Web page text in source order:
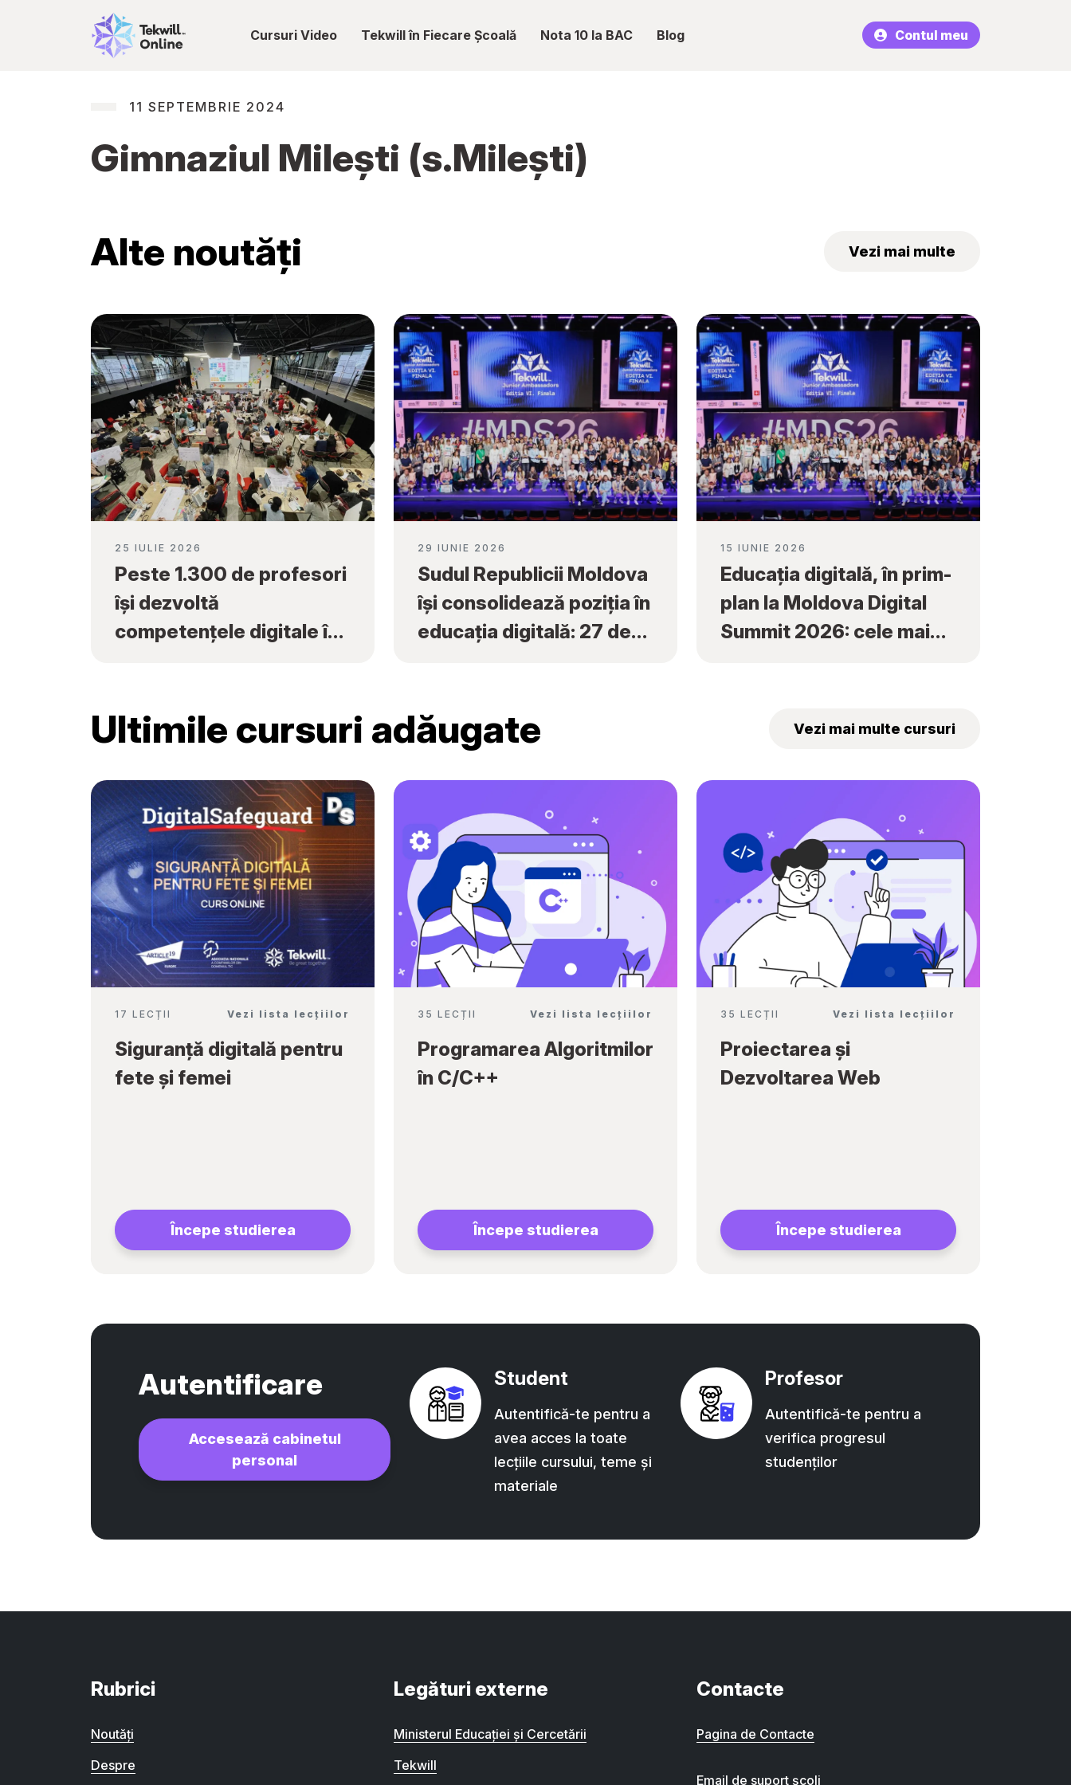
Cursuri Video Tekwill în Fiecare Școală Nota 10 la BAC Blog Contul meu
11 SEPTEMBRIE 2024
Gimnaziul Milești (s.Milești)
Alte noutăți
Vezi mai multe
25 IULIE 2026
Peste 1.300 de profesori
își dezvoltă
competențele digitale în
Școală”
29 IUNIE 2026
Sudul Republicii Moldova
își consolidează poziția în
educația digitală: 27 de
Ambassadors”
15 IUNIE 2026
Educația digitală, în prim-
plan la Moldova Digital
Summit 2026: cele mai
„Tekwill Junior
Ultimile cursuri adăugate Vezi mai multe cursuri
17 LECȚII Vezi lista lecțiilor
Siguranță digitală pentru
fete și femei
Începe studierea
35 LECȚII Vezi lista lecțiilor
Programarea Algoritmilor
în C/C++
Începe studierea
35 LECȚII Vezi lista lecțiilor
Proiectarea și
Dezvoltarea Web
Începe studierea
Autentificare
Accesează cabinetul
personal
Student
Autentifică-te pentru a
avea acces la toate
lecțiile cursului, teme și
materiale
Profesor
Autentifică-te pentru a
verifica progresul
studenților
Rubrici
Noutăți
Despre
Legături externe
Ministerul Educației și Cercetării
Tekwill
Contacte
Pagina de Contacte
Email de suport școli